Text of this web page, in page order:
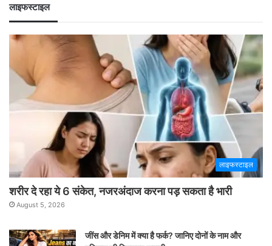
लाइफस्टाइल
लाइफस्टाइल
शरीर दे रहा ये 6 संकेत, नजरअंदाज करना पड़ सकता है भारी
August 5, 2026
जींस और डेनिम में क्या है फर्क? जानिए दोनों के नाम और